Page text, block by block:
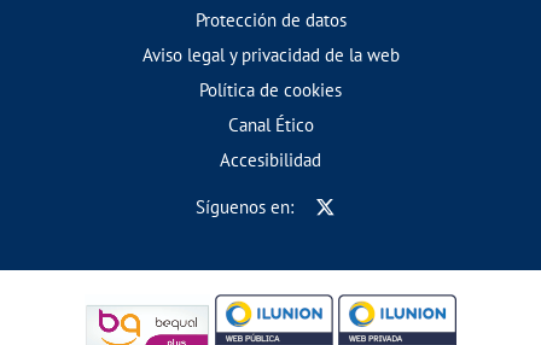
Protección de datos
Aviso legal y privacidad de la web
Política de cookies
Canal Ético
Accesibilidad
Síguenos en: